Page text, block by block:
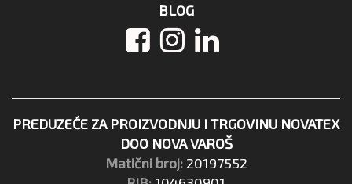
BLOG
PREDUZEĆE ZA PROIZVODNJU I TRGOVINU NOVATEX
DOO NOVA VAROŠ
Matični broj: 20197552